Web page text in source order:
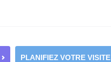
PLANIFIEZ VOTRE VISITE